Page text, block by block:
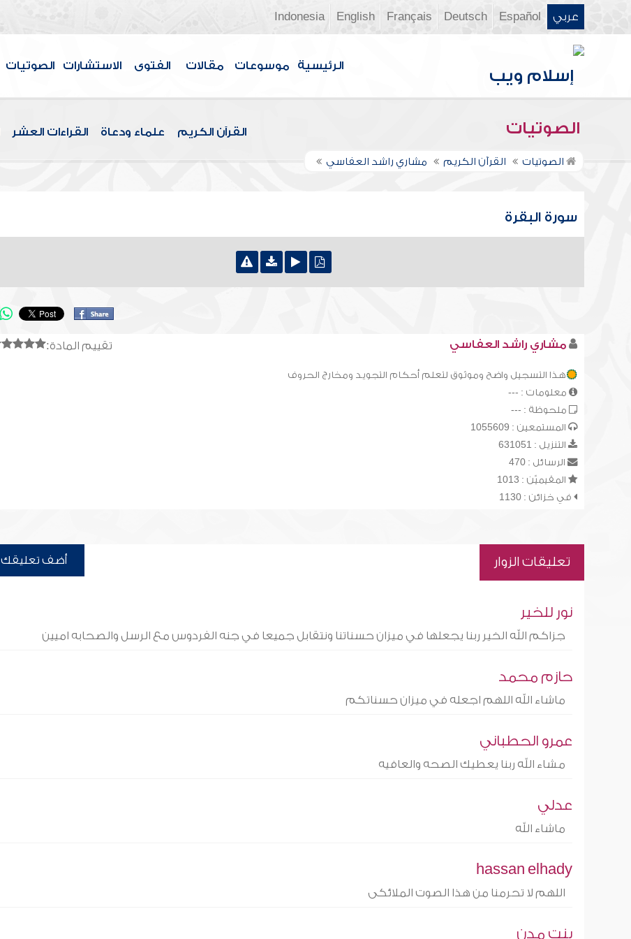
عربي Español
Deutsch
Français
English
Indonesia
الرئيسية موسوعات مقالات الفتوى الاستشارات الصوتيات
الصوتيات القرآن الكريم علماء ودعاة القراءات العشر
الصوتيات القرآن الكريم مشاري راشد العفاسي
سورة البقرة
تقييم المادة: مشاري راشد العفاسي
هذا التسجيل واضح وموثوق لتعلم أحكام التجويد ومخارج الحروف
معلومات : ---
ملحوظة : ---
المستمعين : 1055609
التنزيل : 631051
الرسائل : 470
المقيميّن : 1013
في خزائن : 1130
تعليقات الزوار أضف تعليقك
نور للخير
جزاكم الله الخير ربنا يجعلها في ميزان حسناتنا ونتقابل جميعا في جنه الفردوس مع الرسل والصحابه اميين
حازم محمد
ماشاء الله اللهم اجعله في ميزان حسناتكم
عمرو الحطباني
مشاء الله ربنا يعطيك الصحه والعافيه
عدلي
ماشاء الله
hassan elhady
اللهم لا تحرمنا من هذا الصوت الملائكى
بنت مدن